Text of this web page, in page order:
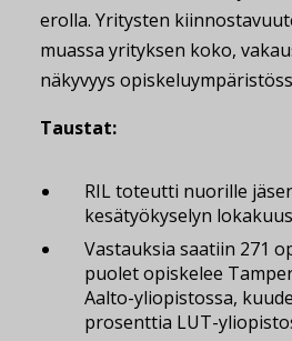
erolla. Yritysten
muassa yrityksen koko,
näkyvyys
Taustat:
RIL toteutti nuorille
kesätyökyselyn
Vastauksia saatiin 271
puolet opiskelee
Aalto-yliopistossa,
prosenttia LUT-